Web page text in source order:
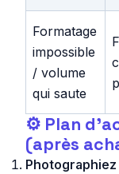
Formatage
impossible
/ volume
qui saute
⚙️ Plan
(après
Photographiez